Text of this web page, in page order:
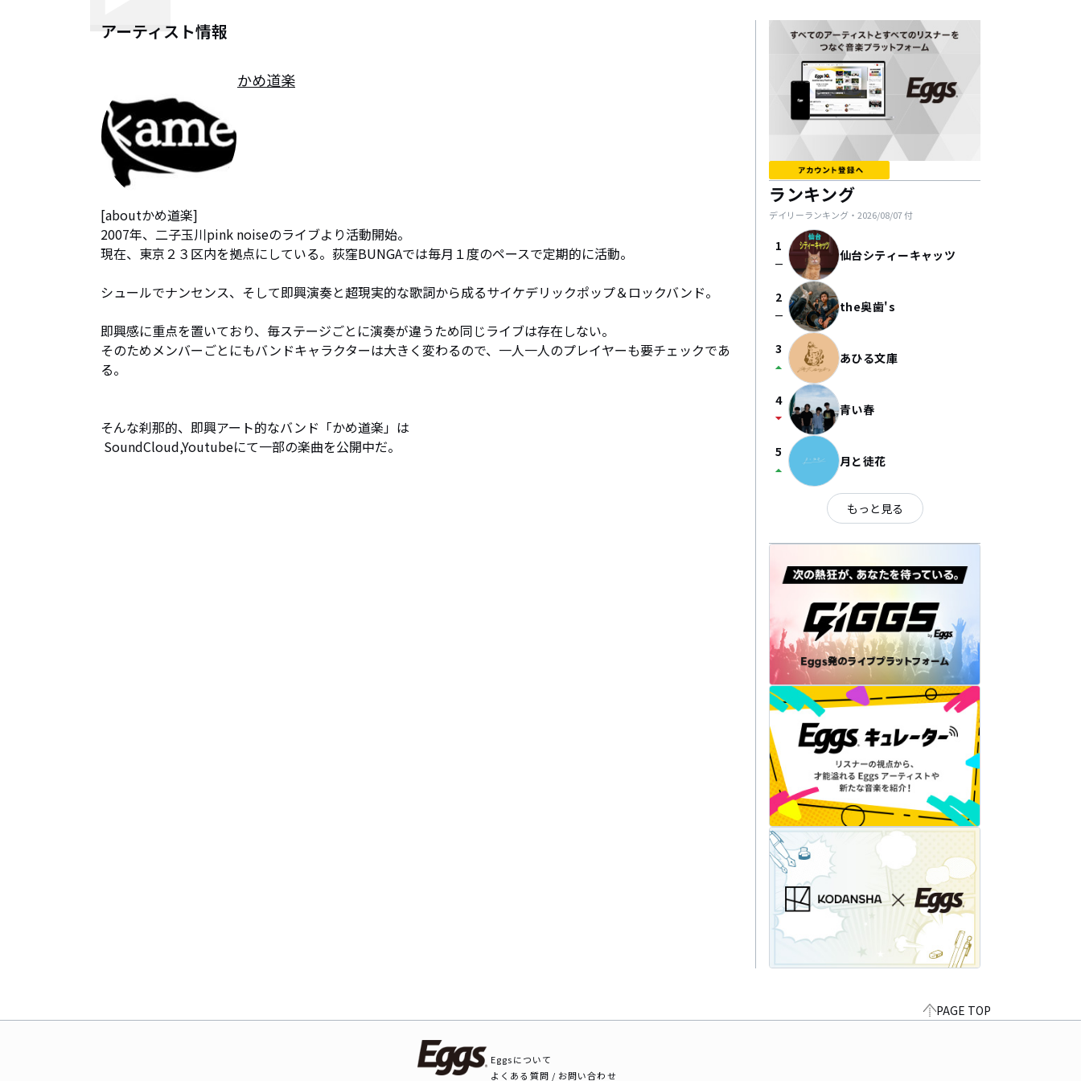
アーティスト情報
かめ道楽
[aboutかめ道楽]
2007年、二子玉川pink noiseのライブより活動開始。
現在、東京２３区内を拠点にしている。荻窪BUNGAでは毎月１度のペースで定期的に活動。
シュールでナンセンス、そして即興演奏と超現実的な歌詞から成るサイケデリックポップ＆ロックバンド。
即興感に重点を置いており、毎ステージごとに演奏が違うため同じライブは存在しない。
そのためメンバーごとにもバンドキャラクターは大きく変わるので、一人一人のプレイヤーも要チェックであ
る。
そんな刹那的、即興アート的なバンド「かめ道楽」は
SoundCloud,Youtubeにて一部の楽曲を公開中だ。
ランキング
デイリーランキング・ 2026/08/07付
1
check_indeterminate_small 仙台シティーキャッツ
2
check_indeterminate_small the奥歯's
3
arrow_drop_up あひる文庫
4
arrow_drop_down 青い春
5
arrow_drop_up 月と徒花
もっと見る
PAGE TOP
Eggsについて
よくある質問 / お問い合わせ